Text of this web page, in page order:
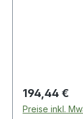
Regulärer
194,44 €
Preise inkl.